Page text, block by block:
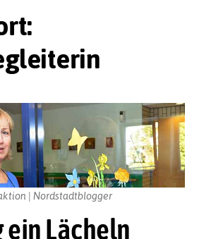
ein Lächeln
| Nordstadtblogger